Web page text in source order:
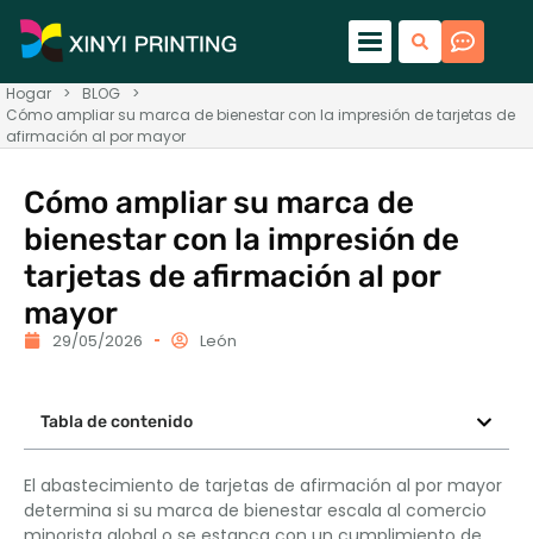
Hogar > BLOG
>
Cómo ampliar su marca de bienestar con la impresión de tarjetas de
afirmación al por mayor
Cómo ampliar su marca de
bienestar con la impresión de
tarjetas de afirmación al por
mayor
29/05/2026 León
Tabla de contenido
El abastecimiento de tarjetas de afirmación al por mayor
determina si su marca de bienestar escala al comercio